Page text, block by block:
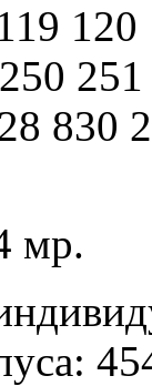
830
мр.